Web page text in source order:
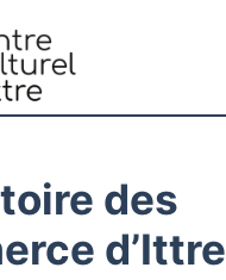
des
d’Ittre